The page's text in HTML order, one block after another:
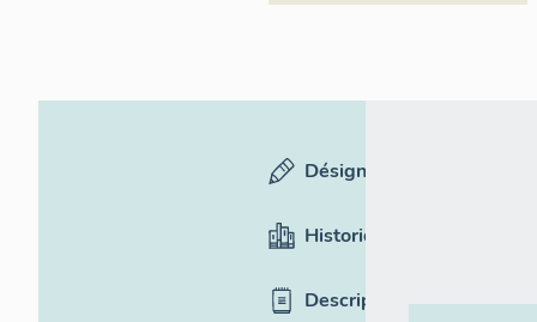
Désignation
Historique
Description